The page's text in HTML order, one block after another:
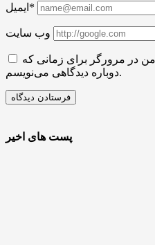
ایمیل*
وب سایت
من در مرورگر برای زمانی که
دوباره دیدگاهی می‌نویسم.
پست های اخیر